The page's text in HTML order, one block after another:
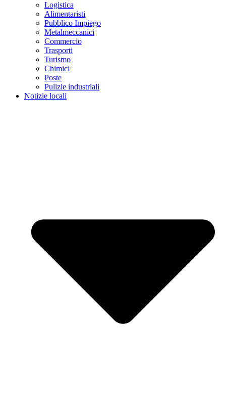
Logistica
Alimentaristi
Pubblico Impiego
Metalmeccanici
Commercio
Trasporti
Turismo
Chimici
Poste
Pulizie industriali
Notizie locali